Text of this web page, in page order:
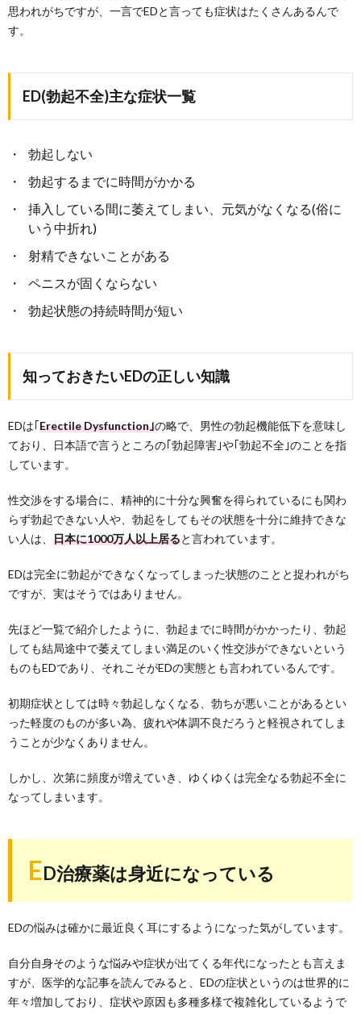
思われがちですが、一言でEDと言っても症状はたくさんあるんで
す。
ED(勃起不全)主な症状一覧
勃起しない
勃起するまでに時間がかかる
挿入している間に萎えてしまい、元気がなくなる(俗に
いう中折れ)
射精できないことがある
ペニスが固くならない
勃起状態の持続時間が短い
知っておきたいEDの正しい知識
EDは｢Erectile Dysfunction｣の略で、男性の勃起機能低下を意味し
ており、日本語で言うところの｢勃起障害｣や｢勃起不全｣のことを指
しています。
性交渉をする場合に、精神的に十分な興奮を得られているにも関わ
らず勃起できない人や、勃起をしてもその状態を十分に維持できな
い人は、 日本に1000万人以上居ると言われています。
EDは完全に勃起ができなくなってしまった状態のことと捉われがち
ですが、実はそうではありません。
先ほど一覧で紹介したように、勃起までに時間がかかったり、勃起
しても結局途中で萎えてしまい満足のいく性交渉ができないという
ものもEDであり、それこそがEDの実態とも言われているんです。
初期症状としては時々勃起しなくなる、勃ちが悪いことがあるとい
った軽度のものが多い為、疲れや体調不良だろうと軽視されてしま
うことが少なくありません。
しかし、次第に頻度が増えていき、ゆくゆくは完全なる勃起不全に
なってしまいます。
ED治療薬は身近になっている
EDの悩みは確かに最近良く耳にするようになった気がしています。
自分自身そのような悩みや症状が出てくる年代になったとも言えま
すが、医学的な記事を読んでみると、EDの症状というのは世界的に
年々増加しており、症状や原因も多種多様で複雑化しているようで